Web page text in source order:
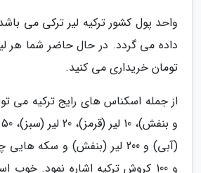
واحد پول کشور ترکیه لیر ترکی می
تومان خریداری می کنید.
و 100 کروش ترکیه اشاره نمود.